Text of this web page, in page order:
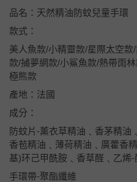
品名：天然精油防蚊兒童手環
款式：
美人魚款/小精靈款/星際太空
款/捕夢網款/小鯊魚款/熱帶雨
極熊款
產地：法國
成分：
防蚊片-薰衣草精油﹑香茅精油
香苞精油﹑薄荷精油﹑廣藿香
基)环己甲酰胺﹑香草醛﹑乙烯
手環帶-聚酯纖維